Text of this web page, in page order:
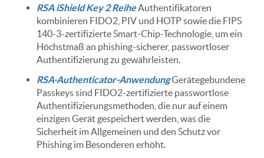
RSA iShield Key 2 ReiheAuthentifikatoren
kombinieren FIDO2, PIV und HOTP sowie die FIPS
140-3-zertifizierte Smart-Chip-Technologie, um ein
Höchstmaß an phishing-sicherer, passwortloser
Authentifizierung zu gewährleisten.
RSA-Authenticator-AnwendungGerätegebundene
Passkeys sind FIDO2-zertifizierte passwortlose
Authentifizierungsmethoden, die nur auf einem
einzigen Gerät gespeichert werden, was die
Sicherheit im Allgemeinen und den Schutz vor
Phishing im Besonderen erhöht.